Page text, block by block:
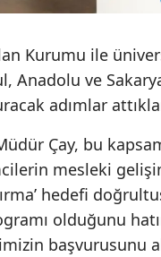
Kurumu ile
Anadolu ve
adımlar
Çay, bu
mesleki
hedefi
olduğunu
başvurusunu